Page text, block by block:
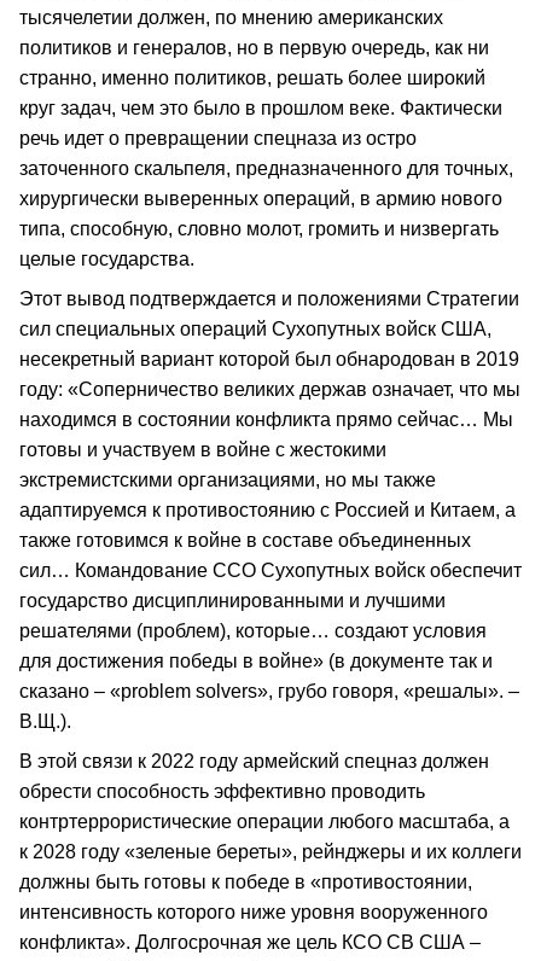
тысячелетии должен, по мнению американских
политиков и генералов, но в первую очередь, как ни
странно, именно политиков, решать более широкий
круг задач, чем это было в прошлом веке. Фактически
речь идет о превращении спецназа из остро
заточенного скальпеля, предназначенного для точных,
хирургически выверенных операций, в армию нового
типа, способную, словно молот, громить и низвергать
целые государства.
Этот вывод подтверждается и положениями Стратегии
сил специальных операций Сухопутных войск США,
несекретный вариант которой был обнародован в 2019
году: «Соперничество великих держав означает, что мы
находимся в состоянии конфликта прямо сейчас… Мы
готовы и участвуем в войне с жестокими
экстремистскими организациями, но мы также
адаптируемся к противостоянию с Россией и Китаем, а
также готовимся к войне в составе объединенных
сил… Командование ССО Сухопутных войск обеспечит
государство дисциплинированными и лучшими
решателями (проблем), которые… создают условия
для достижения победы в войне» (в документе так и
сказано – «problem solvers», грубо говоря, «решалы». –
В.Щ.).
В этой связи к 2022 году армейский спецназ должен
обрести способность эффективно проводить
контртеррористические операции любого масштаба, а
к 2028 году «зеленые береты», рейнджеры и их коллеги
должны быть готовы к победе в «противостоянии,
интенсивность которого ниже уровня вооруженного
конфликта». Долгосрочная же цель КСО СВ США –